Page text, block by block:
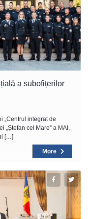
a subofițerilor
„Centrul integrat de
„Ștefan cel Mare” a MAI,
[…]
More